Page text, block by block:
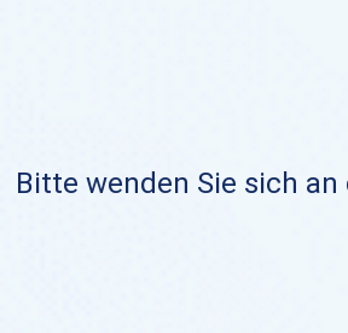
Bitte wenden Sie sich